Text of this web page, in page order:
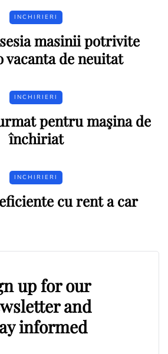
INCHIRIERI
masinii potrivite
vacanta de neuitat
INCHIRIERI
pentru maşina de
închiriat
INCHIRIERI
cu rent a car
up for our
and
informed